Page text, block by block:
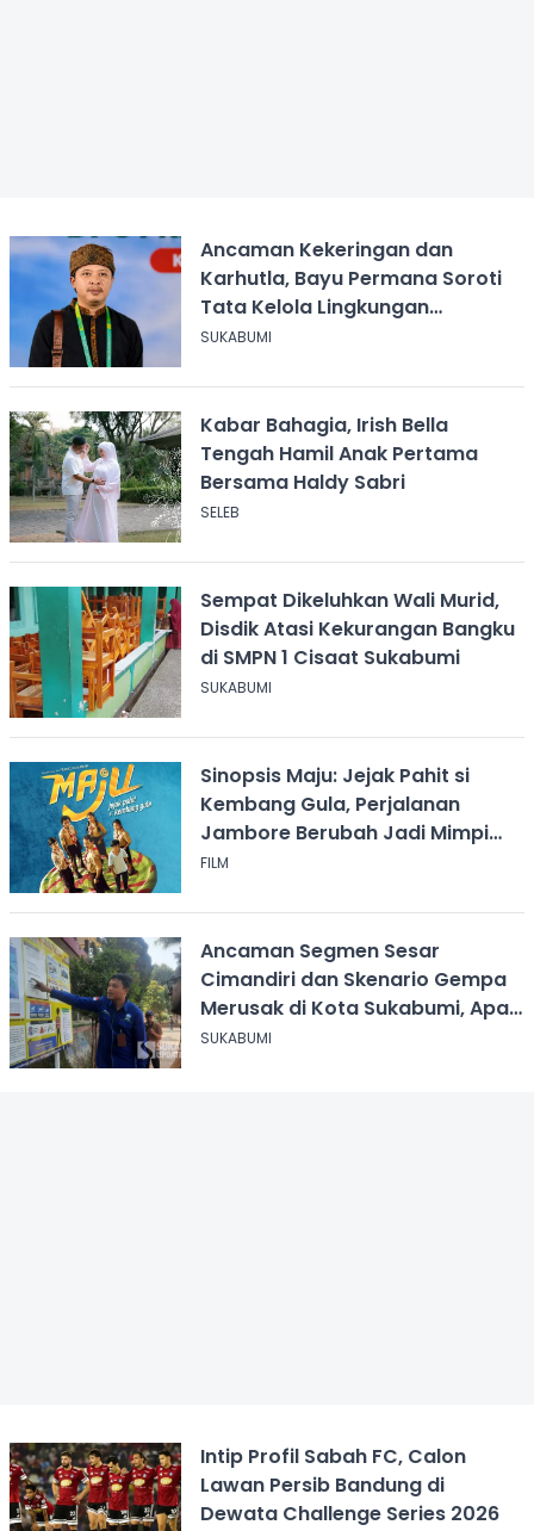
Ancaman Kekeringan dan
Karhutla, Bayu Permana Soroti
Tata Kelola Lingkungan
Sukabumi
SUKABUMI
Kabar Bahagia, Irish Bella
Tengah Hamil Anak Pertama
Bersama Haldy Sabri
SELEB
Sempat Dikeluhkan Wali Murid,
Disdik Atasi Kekurangan Bangku
di SMPN 1 Cisaat Sukabumi
SUKABUMI
Sinopsis Maju: Jejak Pahit si
Kembang Gula, Perjalanan
Jambore Berubah Jadi Mimpi
Buruk
FILM
Ancaman Segmen Sesar
Cimandiri dan Skenario Gempa
Merusak di Kota Sukabumi, Apa
yang Harus Dilakukan?
SUKABUMI
Intip Profil Sabah FC, Calon
Lawan Persib Bandung di
Dewata Challenge Series 2026